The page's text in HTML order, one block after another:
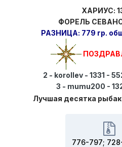
ХАРИУС:
ФОРЕЛЬ
РАЗНИЦА: 779 гр.
2 - korollev - 1331 -
3 - mumu200 -
Лучшая десятка
776-797;